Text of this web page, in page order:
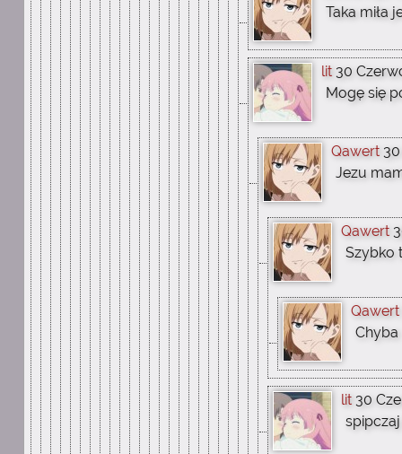
Taka miła
lit 30
Mogę się
Qawert
Jezu
Qawert
Szybko
Qawert
Chyba
lit 30
spipczaj